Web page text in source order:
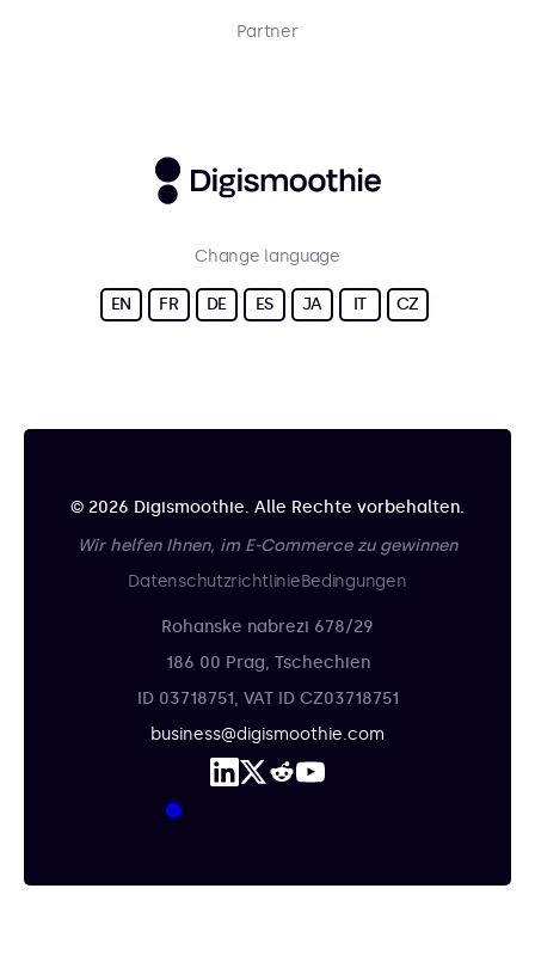
Partner
Change language
EN FR DE ES JA IT CZ
© 2026 Digismoothie. Alle Rechte vorbehalten.
Wir helfen Ihnen, im E-Commerce zu gewinnen
DatenschutzrichtlinieBedingungen
Rohanske nabrezi 678/29
186 00 Prag, Tschechien
ID 03718751, VAT ID CZ03718751
business@digismoothie.com